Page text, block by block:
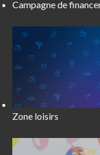
Campagne de
Zone loisirs